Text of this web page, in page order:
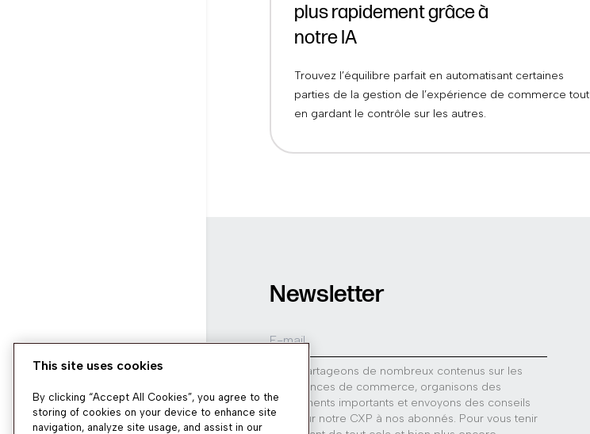
plus rapidement grâce à
notre IA
Trouvez l’équilibre parfait en automatisant certaines
parties de la gestion de l’expérience de commerce tout
en gardant le contrôle sur les autres.
Newsletter
Nous partageons de nombreux contenus sur les
expériences de commerce, organisons des
événements importants et envoyons des conseils
utiles sur notre CXP à nos abonnés. Pour vous tenir
This site uses cookies
By clicking “Accept All Cookies”, you agree to the
storing of cookies on your device to enhance site
navigation, analyze site usage, and assist in our